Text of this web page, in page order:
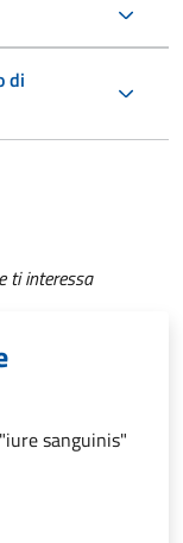
di
ti interessa
sanguinis"